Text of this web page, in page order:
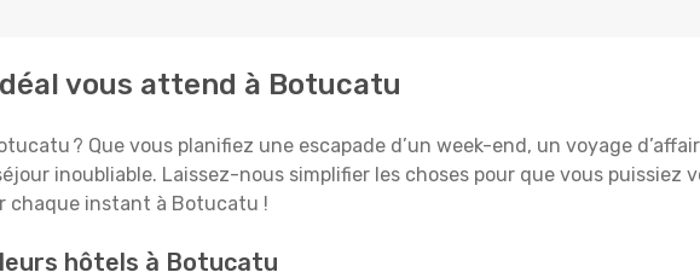
vous attend à Botucatu
? Que vous planifiez une escapade d’un week-end, un voyage
inoubliable. Laissez-nous simplifier les choses pour que vous puissiez
chaque instant à Botucatu !
hôtels à Botucatu